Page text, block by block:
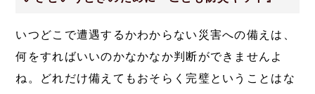
いつどこで遭遇するかわからない災害への備えは、
何をすればいいのかなかなか判断ができませんよ
ね。どれだけ備えてもおそらく完璧ということはな